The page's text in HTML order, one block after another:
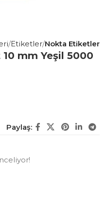
Etiketler Nokta Etiketler
mm Yeşil 5000
Paylaş: